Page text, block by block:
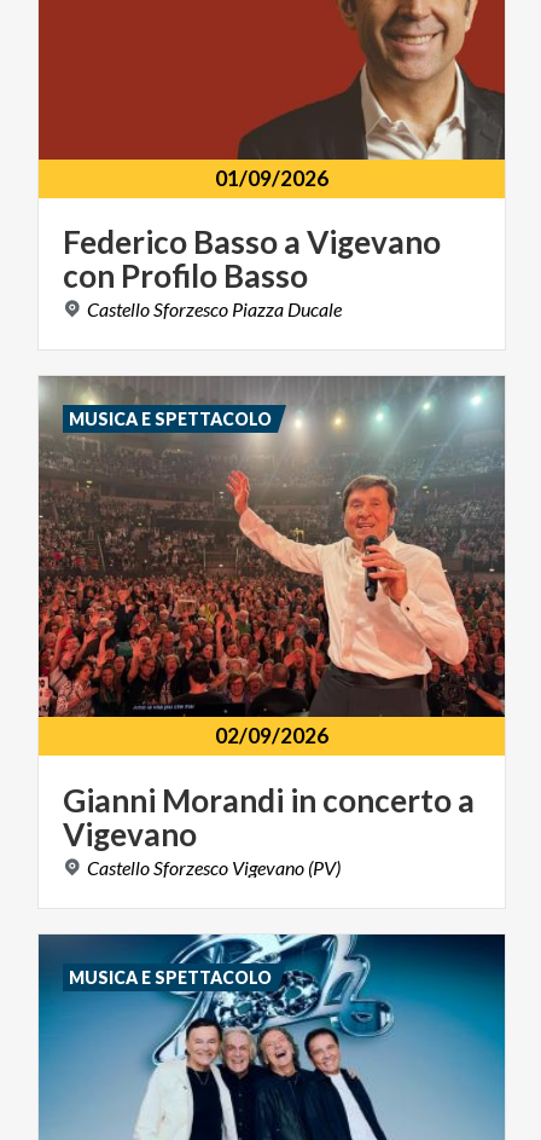
01/09/2026
Federico BassoaVigevano
con Profilo Basso
CastelloSforzesco Piazza Ducale
02/09/2026
Gianni Morandi in concertoa
Vigevano
Castello Sforzesco Vigevano (PV)
MUSICA E SPETTACOLO
MUSICA E SPETTACOLO